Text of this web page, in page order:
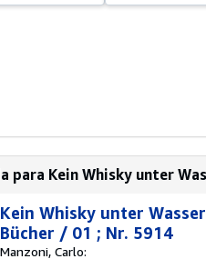
para Kein Whisky unter
Kein Whisky unter
Bücher / 01 ; Nr. 5914
Manzoni, Carlo: